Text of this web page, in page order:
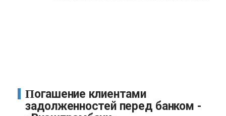
Погашение клиентами
задолженностей перед банком -